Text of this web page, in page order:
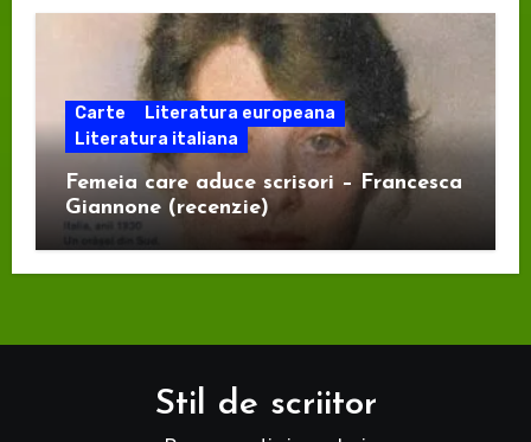
Carte
Literatura europeana
Literatura italiana
Femeia care aduce scrisori – Francesca
Giannone (recenzie)
Stil de scriitor